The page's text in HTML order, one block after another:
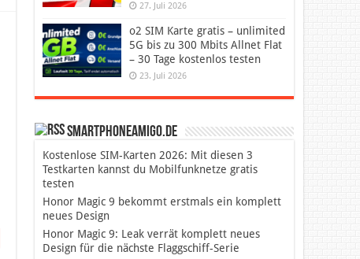
27. Juli 2026
o2 SIM Karte gratis – unlimited
5G bis zu 300 Mbits Allnet Flat
– 30 Tage kostenlos testen
23. Juli 2026
SmartphoneAmigo.de
Kostenlose SIM-Karten 2026: Mit diesen 3
Testkarten kannst du Mobilfunknetze gratis
testen
Honor Magic 9 bekommt erstmals ein komplett
neues Design
Honor Magic 9: Leak verrät komplett neues
Design für die nächste Flaggschiff-Serie